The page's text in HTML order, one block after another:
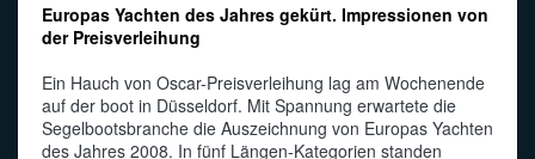
Europas Yachten des Jahres gekürt. Impressionen von
der Preisverleihung
Ein Hauch von Oscar-Preisverleihung lag am Wochenende
auf der boot in Düsseldorf. Mit Spannung erwartete die
Segelbootsbranche die Auszeichnung von Europas Yachten
des Jahres 2008. In fünf Längen-Kategorien standen